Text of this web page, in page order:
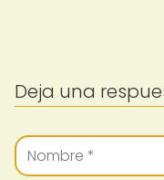
Deja una